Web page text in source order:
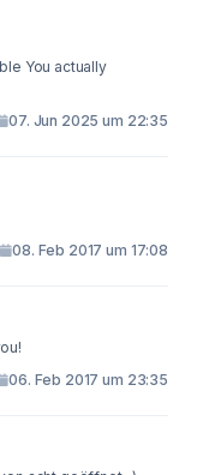
You actually
07. Jun 2025 um 22:35
08. Feb 2017 um 17:08
06. Feb 2017 um 23:35